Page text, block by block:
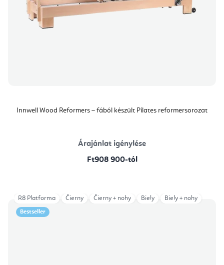
Innwell Wood Reformers – fából készült Pilates reformersorozat
Árajánlat igénylése
Ft908 900-tól
Bestseller
R8 Platforma Čierny Čierny + nohy Biely Biely + nohy